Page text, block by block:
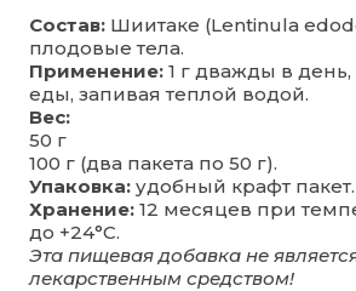
Состав: Шиитаке (Lentinula
плодовые тела.
Применение: 1 г дважды в день,
еды, запивая теплой водой.
Вес:
50 г
100 г (два пакета по 50 г).
Упаковка: удобный крафт пакет.
Хранение: 12 месяцев при
до +24°С.
Эта пищевая добавка не
лекарственным средством!